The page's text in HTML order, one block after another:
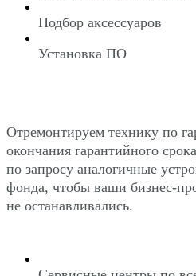
Подбор аксессуаров
Установка ПО
Отремонтируем технику по
окончания гарантийного
по запросу аналогичные
фонда, чтобы ваши бизнес-
не останавливались.